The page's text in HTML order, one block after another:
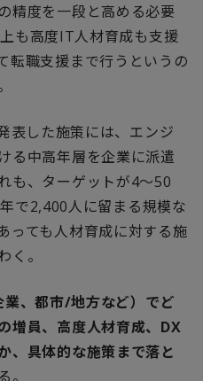
精度を一段と高める必要
も高度IT人材育成も支援
転職支援まで行うというの
表した施策には、エンジ
る中高年層を企業に派遣
も、ターゲットが4～50
年で2,400人に留まる規模な
っても人材育成に対する施
く。
業、都市/地方など）でど
増員、高度人材育成、 DX
、具体的な施策まで落と
。